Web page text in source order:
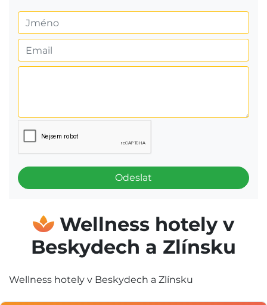
Odeslat
Wellness hotely v
Beskydech a Zlínsku
Wellness hotely v Beskydech a Zlínsku